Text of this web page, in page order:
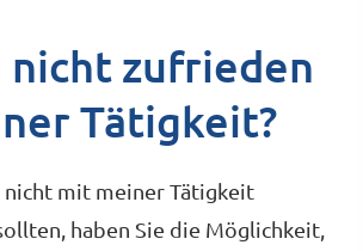
nicht zufrieden
Tätigkeit?
nicht mit meiner Tätigkeit
haben Sie die Möglichkeit,